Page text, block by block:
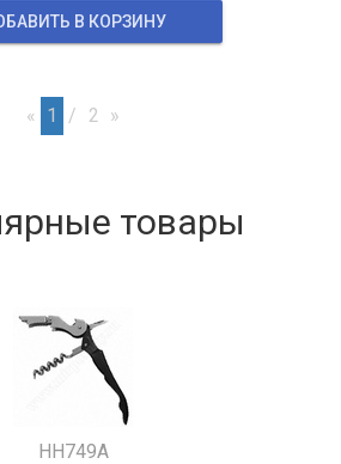
В КОРЗИНУ
« 1 2 »
товары
HH749A